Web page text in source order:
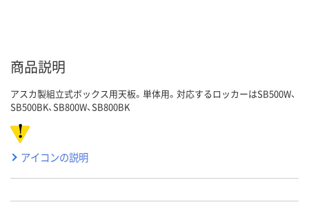
商品説明
アスカ製組立式ボックス用天板。単体用。対応するロッカーはSB500W、
SB500BK、SB800W、SB800BK
アイコンの説明